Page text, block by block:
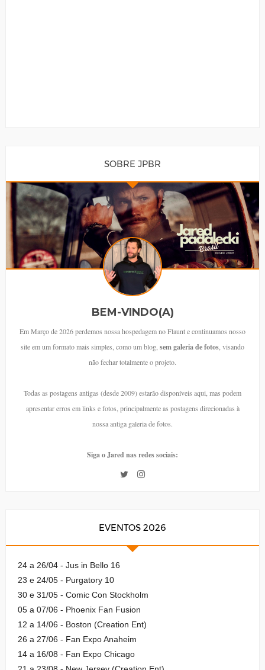
SOBRE JPBR
BEM-VINDO(A)
Em Março de 2026 perdemos nossa hospedagem no Flaunt e continuamos nosso
site em um formato mais simples, como um blog, sem galeria de fotos , visando
não fechar totalmente o projeto.
Todas as postagens antigas (desde 2009) estarão disponíveis aqui, mas podem
apresentar erros em links e fotos, principalmente as postagens direcionadas à
nossa antiga galeria de fotos.
Siga o Jared nas redes sociais:
EVENTOS 2026
24 a 26/04 - Jus in Bello 16
23 e 24/05 - Purgatory 10
30 e 31/05 - Comic Con Stockholm
05 a 07/06 - Phoenix Fan Fusion
12 a 14/06 - Boston (Creation Ent)
26 a 27/06 - Fan Expo Anaheim
14 a 16/08 - Fan Expo Chicago